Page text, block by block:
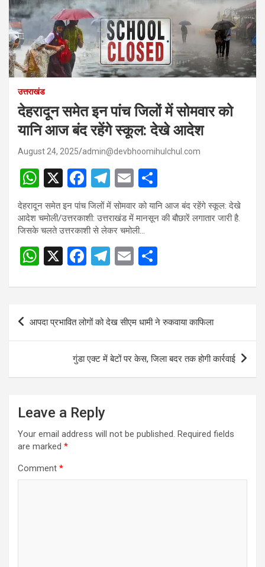
उत्तराखंड
देहरादून समेत इन पांच जिलों में सोमवार को
यानि आज बंद रहेंगे स्कूल: देखे आदेश
August 24, 2025 admin@devbhoomihulchul.com
W
h
at
s
A
p
p
X
F
a
ce
b
o
o
k
T
el
e
gr
a
m
E
m
ail
h
ar
देहरादून समेत इन पांच जिलों में सोमवार को यानि आज बंद रहेंगे स्कूल: देखे
आदेश चमोली/उत्तरकाशी: उत्तराखंड में मानसून की बौछारें लगातार जारी है.
जिसके चलते उत्तरकाशी से लेकर चमोली…
W
at
A
X
F
ce
b
o
o
k
T
e
gr
a
m
E
ail ar
e
Post
navigation
आपदा प्रभावित लोगों को देख सीएम धामी ने रुकवाया काफिला
गुंडा एक्ट में बेटों पर केस, जिला बदर तक होगी कार्रवाई
Leave a Reply
Your email address will not be published. Required fields
are marked *
Comment *